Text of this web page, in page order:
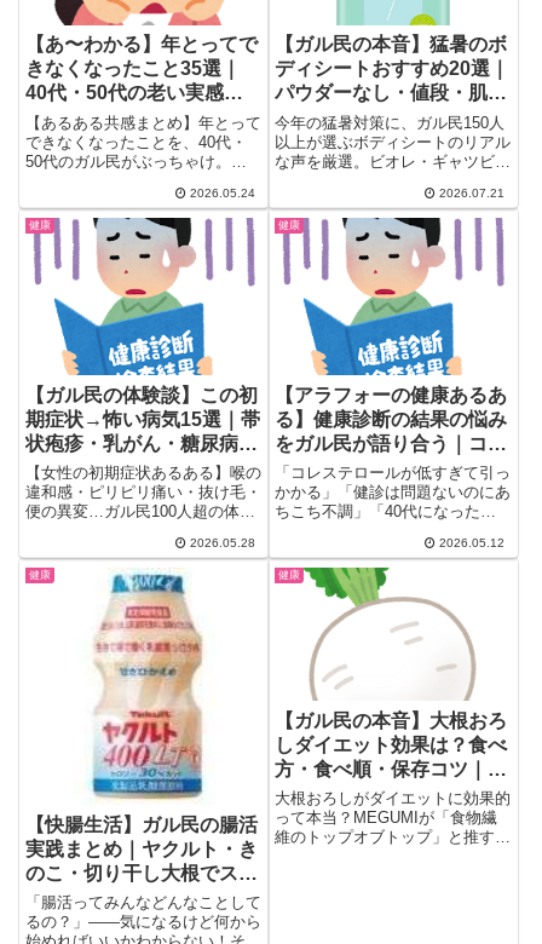
【あ〜わかる】年とってで
きなくなったこと35選｜
40代・50代の老い実感ま
とめ
【あるある共感まとめ】年とって
できなくなったことを、40代・
50代のガル民がぶっちゃけ。夜
スーパーの袋が開けられない・引
き算メイクへの移行まで、アラフ
ォー・アラフィフ女性が共感しす
ぎる老いの実感を一気にまとめ。
2026.05.24
【ガル民の本音】猛暑のボ
ディシートおすすめ20選｜
パウダーなし・値段・肌質
別に比較
今年の猛暑対策に、ガル民150人
以上が選ぶボディシートのリアル
な声を厳選。ビオレ・ギャツビー
わる使用感、敏感肌・アトピー肌
向けの選び方、マツキヨ・ダイソ
ーのコスパ最強アイテムや介護用
シートの代用まで一気にチェック
できます。
2026.07.21
健康
【ガル民の体験談】この初
期症状→怖い病気15選｜帯
状疱疹・乳がん・糖尿病網
膜症の見逃しサイン
【女性の初期症状あるある】喉の
違和感・ピリピリ痛い・抜け毛・
便の異変…ガル民100人超の体験
疹・子宮筋腫・乳がん・糖尿病網
膜症の見逃しサインを厳選。気に
なる症状の早期発見にチェックし
たい体験談まとめ。
2026.05.28
健康
【アラフォーの健康あるあ
る】健康診断の結果の悩み
をガル民が語り合う｜コレ
ステロール・血圧・脂肪肝
の共感リアルトーク
「コレステロールが低すぎて引っ
かかる」「健診は問題ないのにあ
ちこち不調」「40代になったら
2026.05.12
健康
【快腸生活】ガル民の腸活
実践まとめ｜ヤクルト・き
のこ・切り干し大根でスッ
キリ解決
「腸活ってみんなどんなことして
るの？」――気になるけど何から
健康
【ガル民の本音】大根おろ
しダイエット効果は？食べ
方・食べ順・保存コツ｜酵
素活かす生食のポイント
大根おろしがダイエットに効果的
って本当？MEGUMIが「食物繊
維のトップオブトップ」と推す大